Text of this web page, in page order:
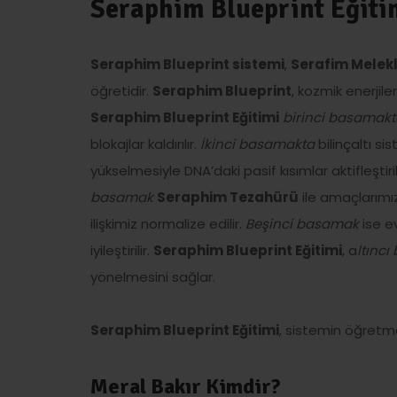
Seraphim Blueprint
Seraphim Blueprint sistemi, Serafim
öğretidir. Seraphim Blueprint, kozmik
Seraphim Blueprint Eğitimi birinci
blokajlar kaldırılır. İkinci basamaktabilinçaltı
yükselmesiyle DNA’daki pasif kısımlar
basamak Seraphim Tezahürü ile
ilişkimiz normalize edilir. Beşinci basamakise
iyileştirilir. Seraphim Blueprint Eğitimi, a
yönelmesini sağlar.
Seraphim Blueprint Eğitimi, sistemin
Meral Bakır Kimdir?